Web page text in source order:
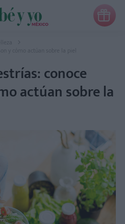

y cómo actúan sobre la piel
conoce
actúan sobre la